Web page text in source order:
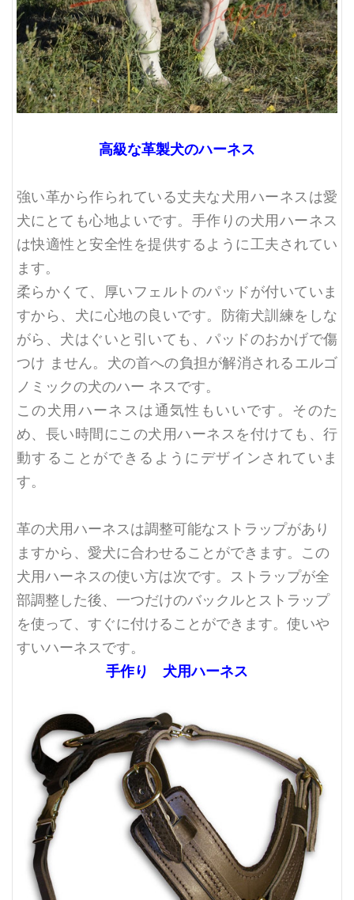
高級な革製犬のハーネス
強い革から作られている丈夫な犬用ハーネスは愛
犬にとても心地よいです。手作りの犬用ハーネス
は快適性と安全性を提供するように工夫されてい
ます。
柔らかくて、厚いフェルトのパッドが付いていま
すから、犬に心地の良いです。防衛犬訓練をしな
がら、犬はぐいと引いても、パッドのおかげで傷
つけ ません。犬の首への負担が解消されるエルゴ
ノミックの犬のハー ネスです。
この犬用ハーネスは通気性もいいです。そのた
め、長い時間にこの犬用ハーネスを付けても、行
動することができるようにデザインされていま
す。
革の犬用ハーネスは調整可能なストラップがあり
ますから、愛犬に合わせることができます。この
犬用ハーネスの使い方は次です。ストラップが全
部調整した後、一つだけのバックルとストラップ
を使って、すぐに付けることができます。使いや
すいハーネスです。
手作り 犬用ハーネス